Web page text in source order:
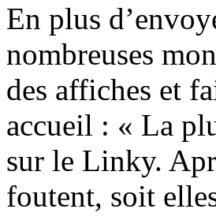
En plus
nombreuses
des affiches et
accueil : « La
sur le Linky.
foutent, soit